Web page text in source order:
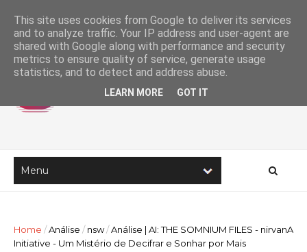
Home /Análise / nsw/Análise | AI: THE SOMNIUM FILES - nirvanA
Initiative - Um Mistério de Decifrar e Sonhar por Mais
This site uses cookies from Google to deliver its services
and to analyze traffic. Your IP address and user-agent are
shared with Google along with performance and security
metrics to ensure quality of service, generate usage
statistics, and to detect and address abuse.
LEARN MORE GOT IT